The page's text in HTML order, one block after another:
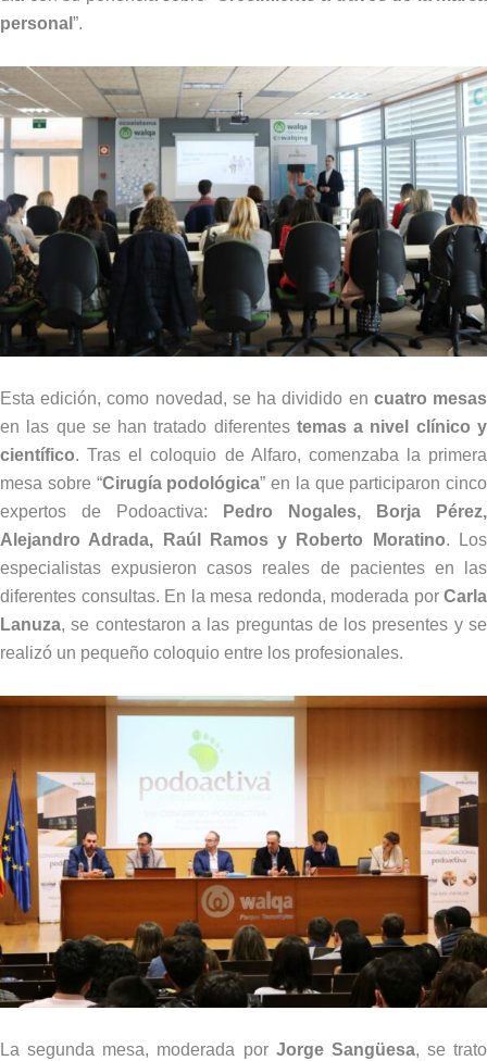
personal ”.
Esta edición, como novedad, se ha dividido en cuatro mesas
en las que se han tratado diferentestemas a nivel clínico y
científico. Tras el coloquio de Alfaro, comenzaba la primera
mesa sobre “Cirugía podológica” en la que participaron cinco
expertos de Podoactiva:
Pedro Nogales, Borja Pérez,
Alejandro Adrada, Raúl Ramos y Roberto Moratino. Los
especialistas expusieron casos reales de pacientes en las
diferentes consultas. En la mesa redonda, moderada por Carla
Lanuza, se contestaron a las preguntas de los presentes y se
realizó un pequeño coloquio entre los profesionales.
La segunda mesa, moderada por Jorge Sangüesa, se trato